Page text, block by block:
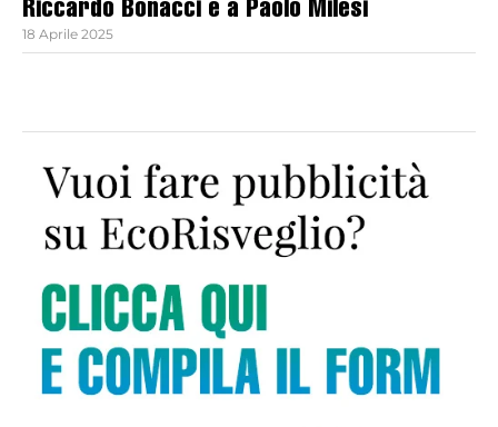
Riccardo Bonacci e a Paolo Milesi
18 Aprile 2025